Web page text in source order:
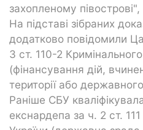
захопленому
На підставі зібраних
додатково повідомили
3 ст. 110-2
(фінансування дій,
території або
Раніше СБУ
екснардепа за ч. 2 ст.